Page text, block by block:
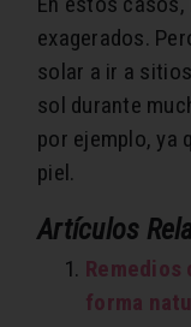
exagerados.
solar a ir a
sol durante
por ejemplo, ya
piel.
Artículos
forma